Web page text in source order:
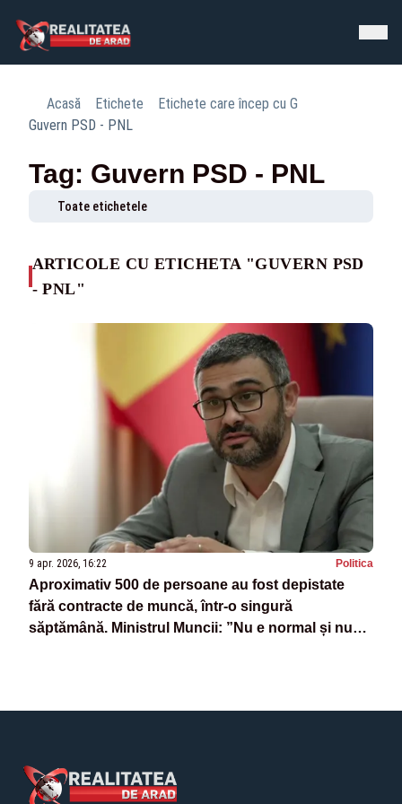
Acasă Etichete
Etichete care încep cu G
Guvern PSD - PNL
Tag: Guvern PSD - PNL
Toate etichetele
ARTICOLE CU ETICHETA "GUVERN PSD
- PNL"
9 apr. 2026, 16:22 Politica
Aproximativ 500 de persoane au fost depistate
fără contracte de muncă, într-o singură
săptămână. Ministrul Muncii: ”Nu e normal și nu